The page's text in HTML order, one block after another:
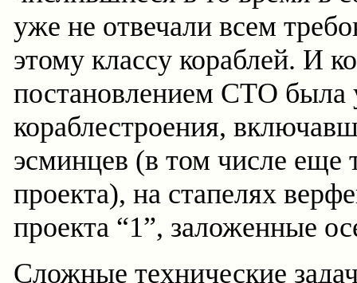
уже не отвечали всем
этому классу кораблей. И
постановлением СТО была
кораблестроения,
эсминцев (в том числе еще
проекта), на стапелях
проекта “1”, заложенные
Сложные технические